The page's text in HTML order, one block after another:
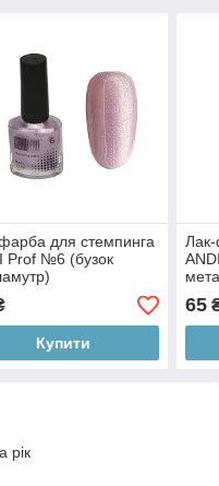
для стемпинга
Prof №6 (бузок
Купити
65
рік